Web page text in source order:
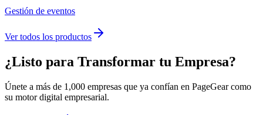
Gestión de eventos
Ver todos los productos
¿Listo para Transformar tu Empresa?
Únete a más de 1,000 empresas que ya confían en PageGear como
su motor digital empresarial.